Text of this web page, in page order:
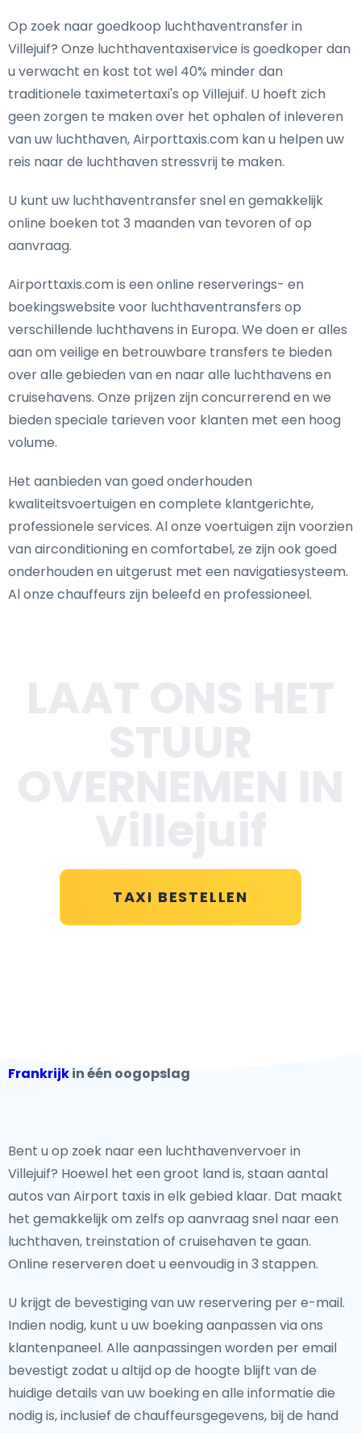
Op zoek naar goedkoop luchthaventransfer in
Villejuif? Onze luchthaventaxiservice is goedkoper dan
u verwacht en kost tot wel 40% minder dan
traditionele taximetertaxi's op Villejuif. U hoeft zich
geen zorgen te maken over het ophalen of inleveren
van uw luchthaven, Airporttaxis.com kan u helpen uw
reis naar de luchthaven stressvrij te maken.
U kunt uw luchthaventransfer snel en gemakkelijk
online boeken tot 3 maanden van tevoren of op
aanvraag.
Airporttaxis.com is een online reserverings- en
boekingswebsite voor luchthaventransfers op
verschillende luchthavens in Europa. We doen er alles
aan om veilige en betrouwbare transfers te bieden
over alle gebieden van en naar alle luchthavens en
cruisehavens. Onze prijzen zijn concurrerend en we
bieden speciale tarieven voor klanten met een hoog
volume.
Het aanbieden van goed onderhouden
kwaliteitsvoertuigen en complete klantgerichte,
professionele services. Al onze voertuigen zijn voorzien
van airconditioning en comfortabel, ze zijn ook goed
onderhouden en uitgerust met een navigatiesysteem.
Al onze chauffeurs zijn beleefd en professioneel.
TAXI BESTELLEN
Frankrijkin één oogopslag
Bent u op zoek naar een luchthavenvervoer in
Villejuif? Hoewel het een groot land is, staan aantal
autos van Airport taxis in elk gebied klaar. Dat maakt
het gemakkelijk om zelfs op aanvraag snel naar een
luchthaven, treinstation of cruisehaven te gaan.
Online reserveren doet u eenvoudig in 3 stappen.
U krijgt de bevestiging van uw reservering per e-mail.
Indien nodig, kunt u uw boeking aanpassen via ons
klantenpaneel. Alle aanpassingen worden per email
bevestigt zodat u altijd op de hoogte blijft van de
huidige details van uw boeking en alle informatie die
nodig is, inclusief de chauffeursgegevens, bij de hand